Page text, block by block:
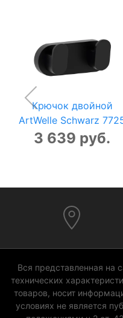
Крючок двойной
ArtWelle Schwarz
3 639 руб.
Вся представленная на
технических
товаров, носит
условиях не является